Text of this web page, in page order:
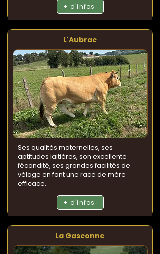
+ d'infos
L'Aubrac
Ses qualités maternelles, ses
aptitudes laitières, son excellente
fécondité, ses grandes facilités de
vélage en font une race de mère
efficace.
+ d'infos
La Gasconne